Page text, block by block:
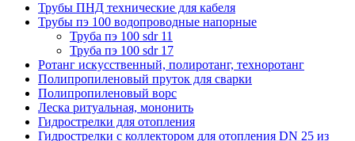
Трубы ПНД технические для кабеля
Трубы пэ 100 водопроводные напорные
Труба пэ 100 sdr 11
Труба пэ 100 sdr 17
Ротанг искусственный, полиротанг, техноротанг
Полипропиленовый пруток для сварки
Полипропиленовый ворс
Леска ритуальная, мононить
Гидрострелки для отопления
Гидрострелки с коллектором для отопления DN 25 из